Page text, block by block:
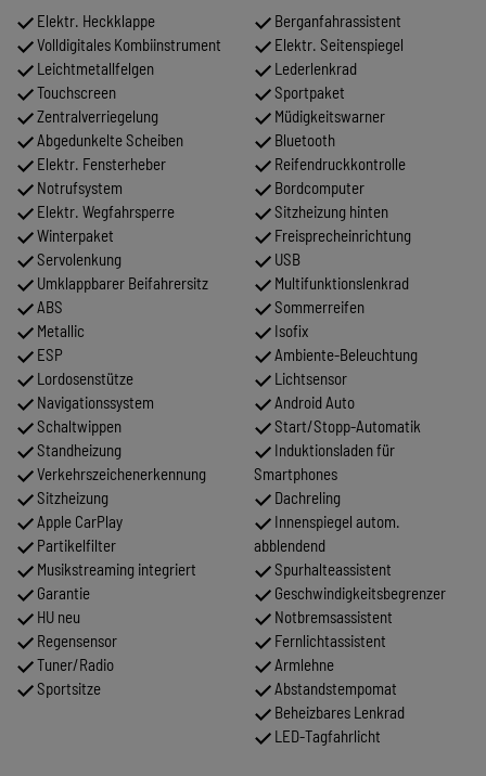
Elektr. Heckklappe
Volldigitales Kombiinstrument
Leichtmetallfelgen
Touchscreen
Zentralverriegelung
Abgedunkelte Scheiben
Elektr. Fensterheber
Notrufsystem
Elektr. Wegfahrsperre
Winterpaket
Servolenkung
Umklappbarer Beifahrersitz
ABS
Metallic
ESP
Lordosenstütze
Navigationssystem
Schaltwippen
Standheizung
Verkehrszeichenerkennung
Sitzheizung
Apple CarPlay
Partikelfilter
Musikstreaming integriert
Garantie
HU neu
Regensensor
Tuner/Radio
Sportsitze
Berganfahrassistent
Elektr. Seitenspiegel
Lederlenkrad
Sportpaket
Müdigkeitswarner
Bluetooth
Reifendruckkontrolle
Bordcomputer
Sitzheizung hinten
Freisprecheinrichtung
USB
Multifunktionslenkrad
Sommerreifen
Isofix
Ambiente-Beleuchtung
Lichtsensor
Android Auto
Start/Stopp-Automatik
Induktionsladen für
Smartphones
Dachreling
Innenspiegel autom.
abblendend
Spurhalteassistent
Geschwindigkeitsbegrenzer
Notbremsassistent
Fernlichtassistent
Armlehne
Abstandstempomat
Beheizbares Lenkrad
LED-Tagfahrlicht